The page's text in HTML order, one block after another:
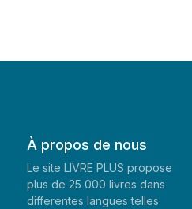
À propos de nous
Le site LIVRE PLUS propose
plus de 25 000 livres dans
differentes langues telles